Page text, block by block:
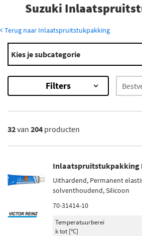
Suzuki
Terug naar Inlaatspruitstukpakking
Modellen
Across
Alto
Baleno
Carry
×
Resultaten
×
Reinz (39)
Elring (44)
Kies je subcategorie
Filters
32van 204 producten
Inlaatspruitstukpakking
Uithardend, Permanent
solventhoudend, Silicoon
70-31414-10
Temperatuurberei
k tot [°C]